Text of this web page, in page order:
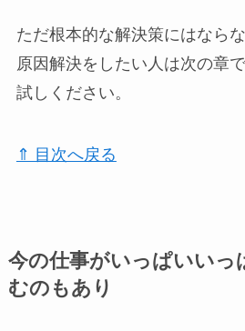
ただ根本的な解決策にはなら
原因解決をしたい人は次の章
試しください。
⇑ 目次へ戻る
今の仕事がいっぱいいっ
むのもあり